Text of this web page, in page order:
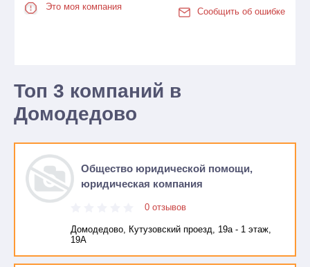
Это моя компания Сообщить об ошибке
Топ 3 компаний в
Домодедово
Общество юридической помощи,
юридическая компания
0 отзывов
Домодедово, Кутузовский проезд, 19а - 1 этаж,
19А